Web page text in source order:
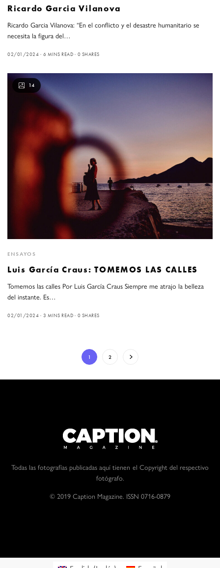
Ricardo Garcia Vilanova
Ricardo Garcia Vilanova: “En el conflicto y el desastre humanitario se
necesita la figura del…
02/01/2024 6 MINS READ 0 SHARES
14
ENSAYOS
Luis García Craus: TOMEMOS LAS CALLES
Tomemos las calles Por Luis García Craus Siempre me atrajo la belleza
del instante. Es…
02/01/2024 3 MINS READ 0 SHARES
1 2
Todas las fotografías publicadas aquí tienen el Copyright del respectivo
fotógrafo.
© 2019 Caption Magazine. ISSN 0716-0879